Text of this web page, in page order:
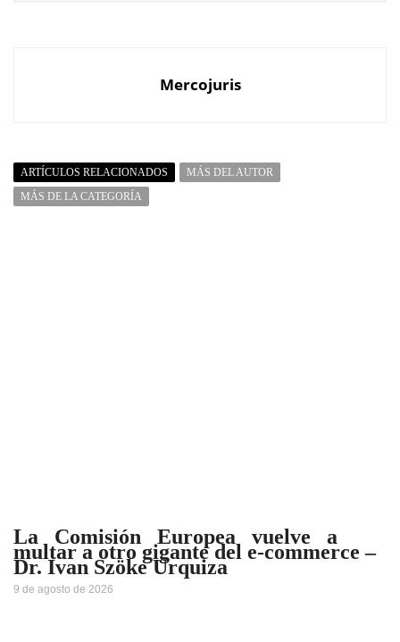
Mercojuris
ARTÍCULOS RELACIONADOS
MÁS DEL AUTOR
MÁS DE LA CATEGORÍA
La Comisión Europea vuelve a
multar a otro gigante del e-commerce –
Dr. Ivan Szöke Urquiza
9 de agosto de 2026